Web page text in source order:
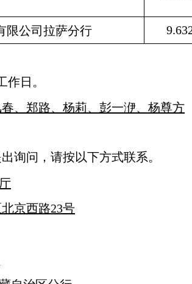
限公司拉萨分行
作日。
、郑路、杨莉、彭一洢、杨尊方
询问，请按以下方式联系。
京西路23号